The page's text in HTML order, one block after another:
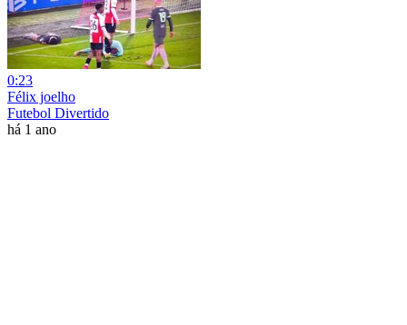
0:23
Félix joelho
Futebol Divertido
há 1 ano